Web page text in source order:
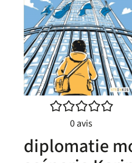
/5
0avis
diplomatie